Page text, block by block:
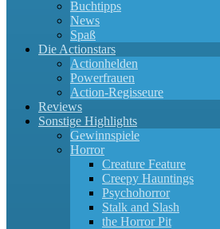
Buchtipps
News
Spaß
Die Actionstars
Actionhelden
Powerfrauen
Action-Regisseure
Reviews
Sonstige Highlights
Gewinnspiele
Horror
Creature Feature
Creepy Hauntings
Psychohorror
Stalk and Slash
the Horror Pit